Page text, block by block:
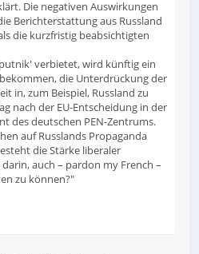
Die negativen Auswirkungen
Berichterstattung aus Russland
die kurzfristig beabsichtigten
verbietet, wird künftig ein
die Unterdrückung der
in, zum Beispiel, Russland zu
nach der EU-Entscheidung in der
des deutschen PEN-Zentrums.
auf Russlands Propaganda
die Stärke liberaler
auch – pardon my French –
zu können?"